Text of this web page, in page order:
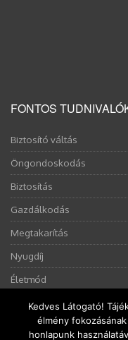
FONTOS
Biztosító váltás
Öngondoskodás
Biztosítás
Gazdálkodás
Megtakarítás
Nyugdíj
Életmód
Kedves Látogató!
élmény
honlapunk
Ez a weboldal sütiket